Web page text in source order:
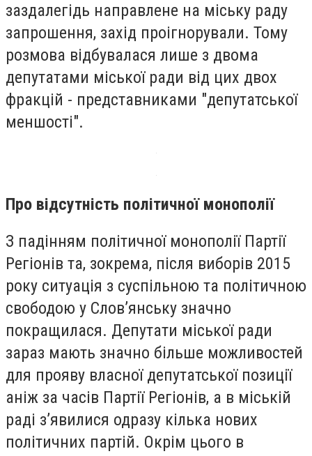
заздалегідь направлене на міську раду
запрошення, захід проігнорували. Тому
розмова відбувалася лише з двома
депутатами міської ради від цих двох
фракцій - представниками "депутатської
меншості".
Про відсутність політичної монополії
З падінням політичної монополії Партії
Регіонів та, зокрема, після виборів 2015
року ситуація з суспільною та політичною
свободою у Слов’янську значно
покращилася. Депутати міської ради
зараз мають значно більше можливостей
для прояву власної депутатської позиції
аніж за часів Партії Регіонів, а в міській
раді з’явилися одразу кілька нових
політичних партій. Окрім цього в